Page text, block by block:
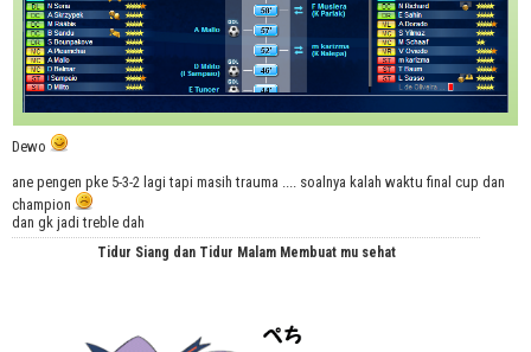
Dewo
ane pengen pke 5-3-2 lagi tapi masih trauma .... soalnya kalah waktu final cup dan
champion
dan gk jadi treble dah
Tidur Siang dan Tidur Malam Membuat mu sehat